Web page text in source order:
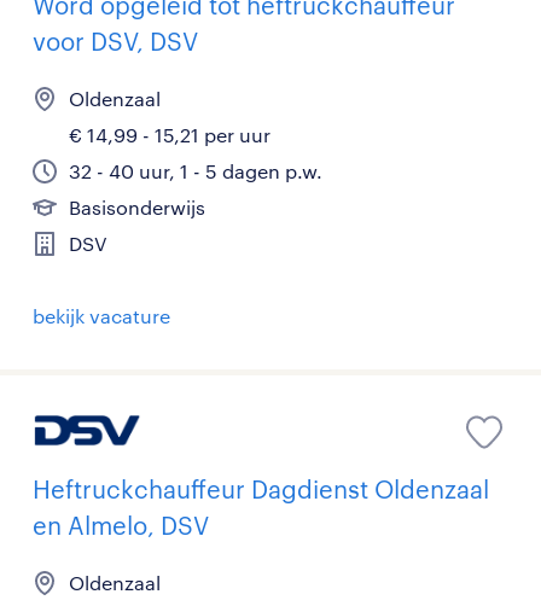
voor DSV, DSV
Oldenzaal
€ 14,99 - 15,21 per uur
32 - 40 uur, 1 - 5 dagen p.w.
Basisonderwijs
DSV
bekijk vacature
Heftruckchauffeur Dagdienst Oldenzaal
en Almelo, DSV
Oldenzaal